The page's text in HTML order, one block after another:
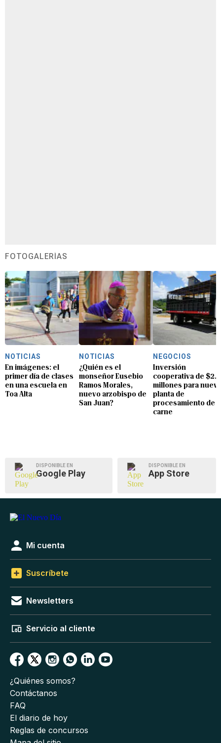
FOTOGALERÍAS
NOTICIAS
En imágenes: el
primer día de clases
en una escuela en
Toa Alta
NOTICIAS
¿Quién es el
monseñor Eusebio
Ramos Morales,
nuevo arzobispo de
San Juan?
NEGOCIOS
Inversión
cooperativa de $2.8
millones para nueva
planta de
procesamiento de
carne
DISPONIBLE EN
Google Play
DISPONIBLE EN
App Store
Mi cuenta
Suscríbete
Newsletters
Servicio al cliente
¿Quiénes somos?
Contáctanos
FAQ
El diario de hoy
Reglas de concursos